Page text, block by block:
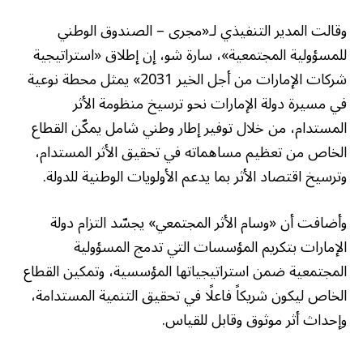
وقالت المدير التنفيذي لـ«مجرى – الصندوق الوطني
للمسؤولية المجتمعية»، سارة شو، إن إطلاق «استراتيجية
شركات الإمارات من أجل الخير 2031» يمثل محطة نوعية
في مسيرة دولة الإمارات نحو ترسيخ منظومة الأثر
المستدام، من خلال توفير إطار وطني شامل يمكّن القطاع
الخاص من تعظيم مساهماته في تحقيق الأثر المستدام،
وترسيخ اقتصاد الأثر بما يدعم الأولويات الوطنية للدولة.
وأضافت أن «وسام الأثر المجتمعي» يجسّد التزام دولة
الإمارات بتكريم المؤسسات التي تدمج المسؤولية
المجتمعية ضمن استراتيجياتها المؤسسية، وتمكين القطاع
الخاص ليكون شريكاً فاعلًا في تحقيق التنمية المستدامة،
وإحداث أثر موثوق وقابل للقياس.